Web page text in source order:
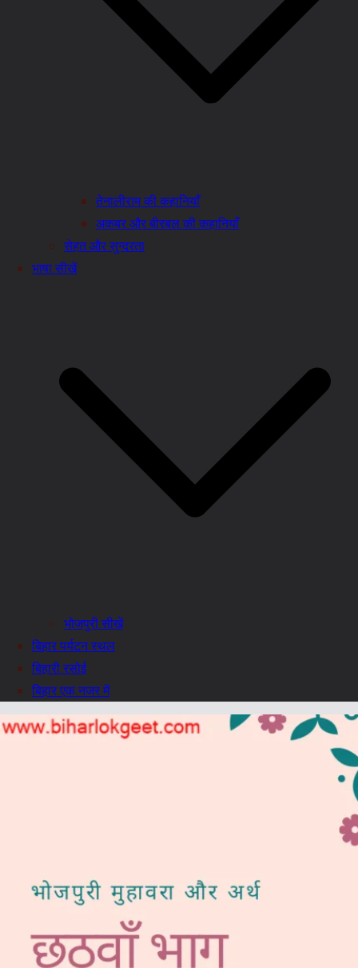
तेनालीराम की कहानियाँ
अकबर और बीरबल की कहानियाँ
सेहत और सुन्दरता
भाषा सीखें
भोजपुरी सीखें
बिहार पर्यटन स्थल
बिहारी रसोई
बिहार एक नजर में